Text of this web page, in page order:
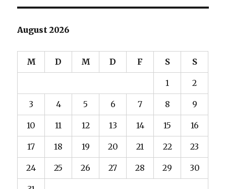
August 2026
M D M D F S S
1 2
3 4 5 6 7 8 9
10 11 12 13 14 15 16
17 18 19 20 21 22 23
24 25 26 27 28 29 30